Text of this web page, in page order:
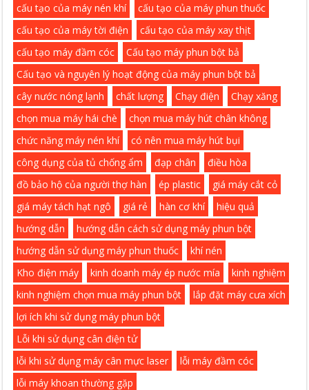
cấu tạo của máy nén khí
cấu tạo của máy phun thuốc
cấu tạo của máy tời điện
cấu tạo của máy xay thịt
cấu tạo máy đầm cóc
Cấu tạo máy phun bột bả
Cấu tạo và nguyên lý hoạt động của máy phun bột bả
cây nước nóng lạnh
chất lượng Chạy điện
Chạy xăng
chọn mua máy hái chè
chọn mua máy hút chân không
chức năng máy nén khí
có nên mua máy hút bụi
công dụng của tủ chống ẩm
đạp chân
điều hòa
đồ bảo hộ của người thợ hàn
ép plastic
giá máy cắt cỏ
giá máy tách hạt ngô
giá rẻ hàn cơ khí
hiệu quả
hướng dẫn
hướng dẫn cách sử dụng máy phun bột
hướng dẫn sử dụng máy phun thuốc
khí nén
Kho điện máy
kinh doanh máy ép nước mía
kinh nghiệm
kinh nghiệm chọn mua máy phun bột
lắp đặt máy cưa xích
lợi ích khi sử dụng máy phun bột
Lỗi khi sử dụng cân điện tử
lỗi khi sử dụng máy cân mực laser
lỗi máy đầm cóc
lỗi máy khoan thường gặp